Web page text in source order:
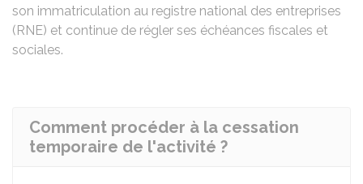
son immatriculation au registre national des entreprises
(RNE) et continue de régler ses échéances fiscales et
sociales.
Comment procéder à la cessation
temporaire de l'activité ?